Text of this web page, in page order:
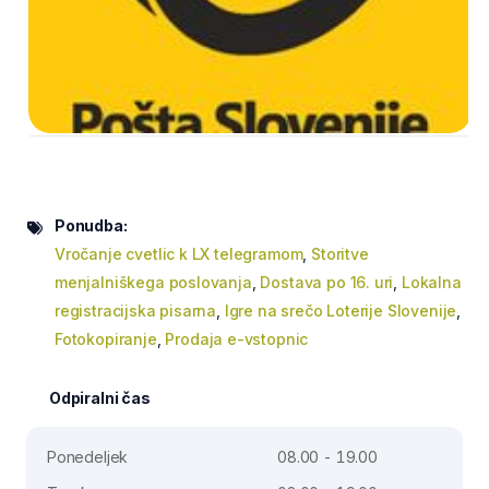
Ponudba:
Vročanje cvetlic k LX telegramom, Storitve
menjalniškega poslovanja Dostava po 16. uri Lokalna
registracijska pisarna Igre na srečo Loterije Slovenije
Fotokopiranje Prodaja e-vstopnic
Odpiralni čas
Ponedeljek
08.00 - 19.00